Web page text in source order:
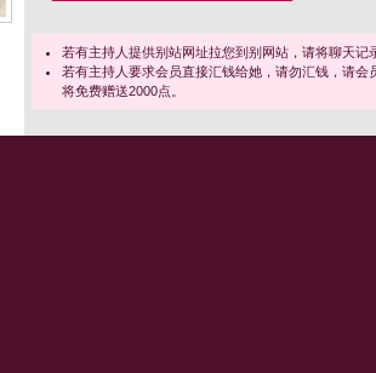
若有主持人提供别站网址拉您到别网站，请将聊天记
若有主持人要求会员直接汇钱给她，请勿汇钱，请
将免费赠送2000点。